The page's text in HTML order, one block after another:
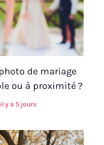
de mariage
ou à proximité ?
il y a 5 jours